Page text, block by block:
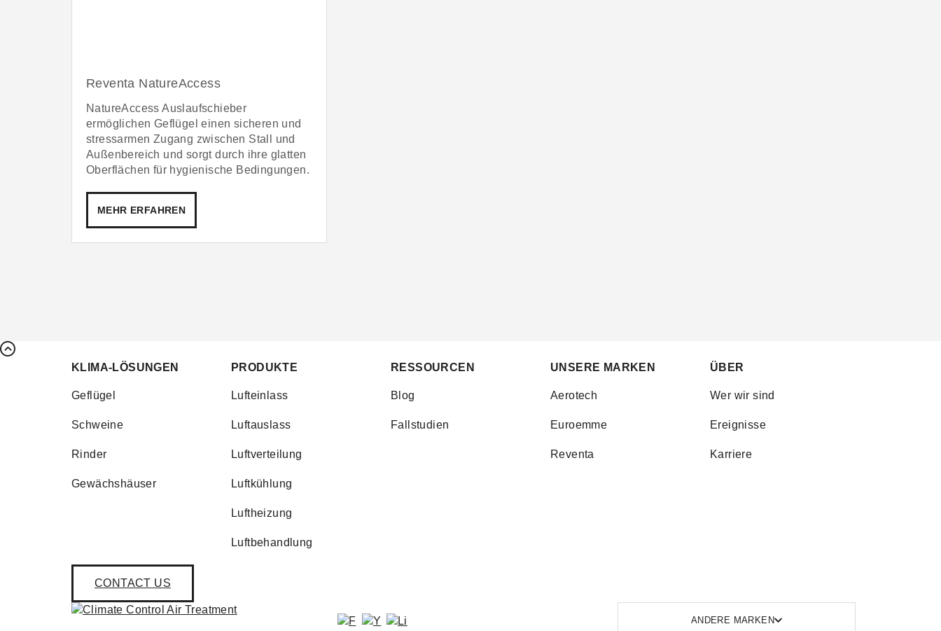
Reventa NatureAccess
NatureAccess Auslaufschieber
ermöglichen Geflügel einen sicheren und
stressarmen Zugang zwischen Stall und
Außenbereich und sorgt durch ihre glatten
Oberflächen für hygienische Bedingungen.
MEHR ERFAHREN
KLIMA-LÖSUNGEN
Geflügel
Schweine
Rinder
Gewächshäuser
PRODUKTE
Lufteinlass
Luftauslass
Luftverteilung
Luftkühlung
Luftheizung
Luftbehandlung
RESSOURCEN
Blog
Fallstudien
UNSERE MARKEN
Aerotech
Euroemme
Reventa
ÜBER
Wer wir sind
Ereignisse
Karriere
CONTACT US
ANDERE MARKEN